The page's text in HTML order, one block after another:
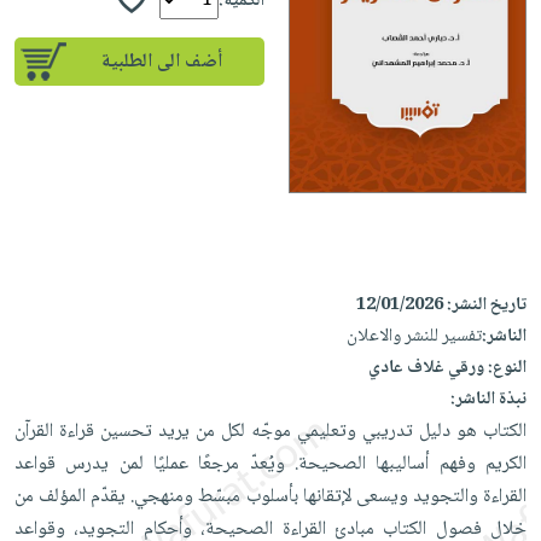
إختيارات
أكاديمية
صندوق
القراءة
حدود
يتكرر
طرحها
Android
تحميل
iKitab
على
Apple
تحميل
masmu3
على
على
Apple
المواضيع
الأكثر
مبيعاً
وسائل
تعليمية
تعليمية
الصحة
والعناية
الشخصية
جديد
العناية
الشخصية
العناية
وتصفيف
الشعر
العناية
بالجسم
والسفرة
جديد
الكل
أواني
الطهي
أدوات
متجر
الهدايا
أقسام
أضف الى الطلبية
تاريخ النشر:12/01/2026
الناشر:تفسير للنشر والاعلان
النوع:ورقي غلاف عادي
نبذة الناشر:
الكتاب هو دليل تدريبي وتعليمي موجّه لكل من يريد تحسين قراءة القرآن
الكريم وفهم أساليبها الصحيحة. ويُعدّ مرجعًا عمليًا لمن يدرس قواعد
القراءة والتجويد ويسعى لإتقانها بأسلوب مبسّط ومنهجي. يقدّم المؤلف من
خلال فصول الكتاب مبادئ القراءة الصحيحة، وأحكام التجويد، وقواعد